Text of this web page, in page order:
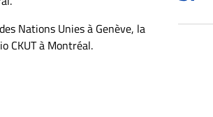
Nations Unies à Genève, la
CKUT à Montréal.